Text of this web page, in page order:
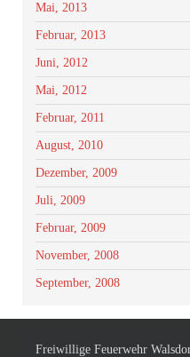
Mai, 2013
Februar, 2013
Juni, 2012
Mai, 2012
Februar, 2011
August, 2010
Dezember, 2009
Juli, 2009
Februar, 2009
November, 2008
September, 2008
Freiwillige Feuerwehr